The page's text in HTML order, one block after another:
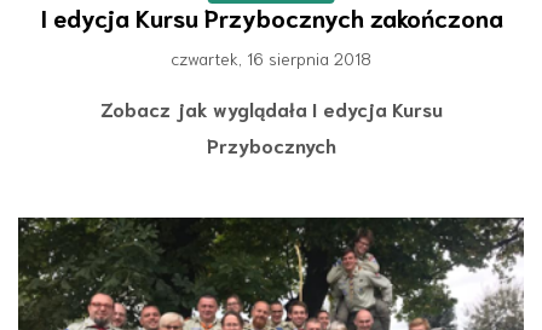
I edycja Kursu Przybocznych zakończona
czwartek, 16 sierpnia 2018
Zobacz jak wyglądała I edycja Kursu
Przybocznych